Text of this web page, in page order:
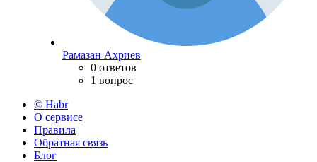
Рамазан Ахриев
0 ответов
1 вопрос
© Habr
О сервисе
Правила
Обратная связь
Блог